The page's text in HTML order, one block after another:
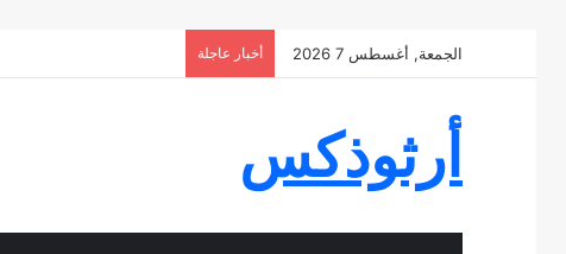
الجمعة, أغسطس 7 2026 أخبار عاجلة
أرثوذكس